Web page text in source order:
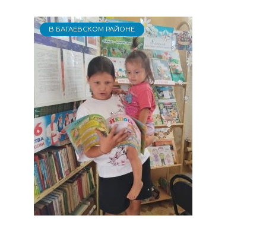
В БАГАЕВСКОМ РАЙОНЕ